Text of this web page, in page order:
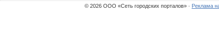
© 2026 ООО «Сеть городских порталов» · Реклама